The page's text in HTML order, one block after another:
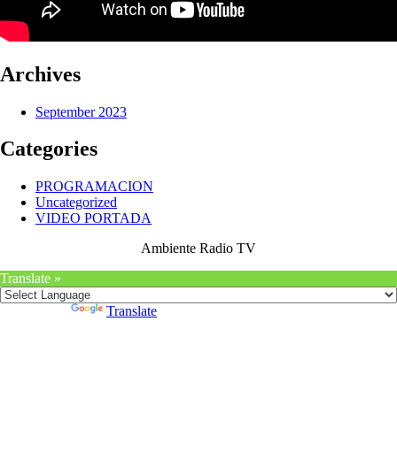
Archives
September 2023
Categories
PROGRAMACION
Uncategorized
VIDEO PORTADA
Ambiente Radio TV
Translate »
Translate